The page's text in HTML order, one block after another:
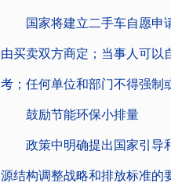
国家将建立二手车自愿申请
由买卖双方商定；当事人可以
考；任何单位和部门不得强制
鼓励节能环保小排量
政策中明确提出国家引导和
源结构调整战略和排放标准的